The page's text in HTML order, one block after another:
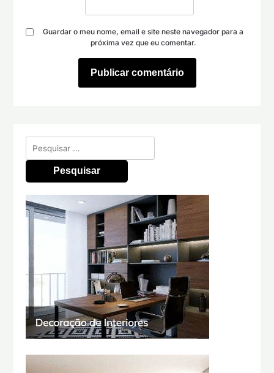
Guardar o meu nome, email e site neste navegador para a
próxima vez que eu comentar.
Pesquisar
por: